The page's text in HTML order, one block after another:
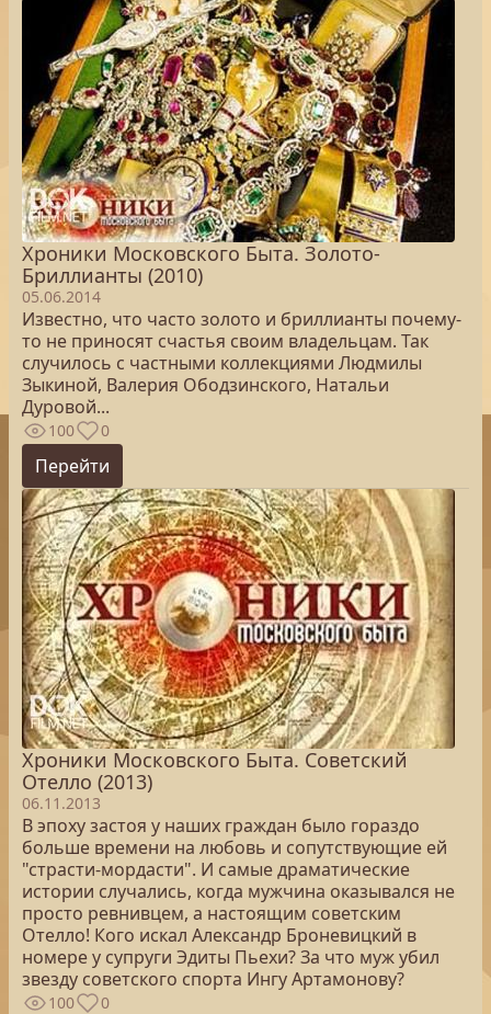
Хроники Московского Быта. Золото-
Бриллианты (2010)
05.06.2014
Известно, что часто золото и бриллианты почему-
то не приносят счастья своим владельцам. Так
случилось с частными коллекциями Людмилы
Зыкиной, Валерия Ободзинского, Натальи
Дуровой...
100 0
Перейти
Хроники Московского Быта. Советский
Отелло (2013)
06.11.2013
В эпоху застоя у наших граждан было гораздо
больше времени на любовь и сопутствующие ей
"страсти-мордасти". И самые драматические
истории случались, когда мужчина оказывался не
просто ревнивцем, а настоящим советским
Отелло! Кого искал Александр Броневицкий в
номере у супруги Эдиты Пьехи? За что муж убил
звезду советского спорта Ингу Артамонову?
100 0